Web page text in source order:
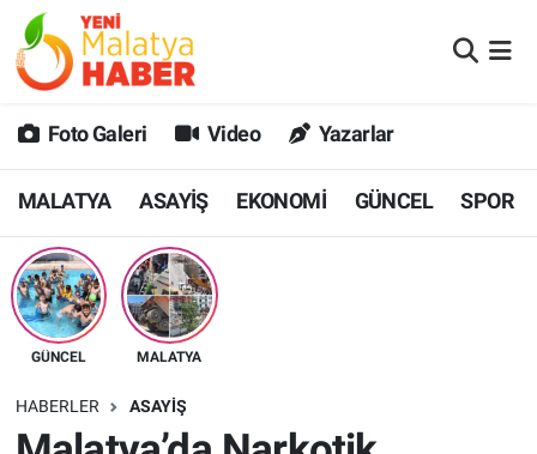
Foto Galeri Video Yazarlar
MALATYA ASAYİŞ EKONOMİ GÜNCEL SPOR
GÜNCEL MALATYA
HABERLER ASAYİŞ
MALATYA
GÜNCEL
SPOR
SAĞLIK
DİĞER
Malatya Nöbetçi Eczaneler
MALATYA Namaz Vakitleri
Malatya Trafik Yoğunluk Haritası
Süper Lig Puan Durumu ve Fikstür
Tüm Manşetler